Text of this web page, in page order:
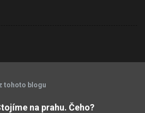
tohoto blogu
na prahu. Čeho?